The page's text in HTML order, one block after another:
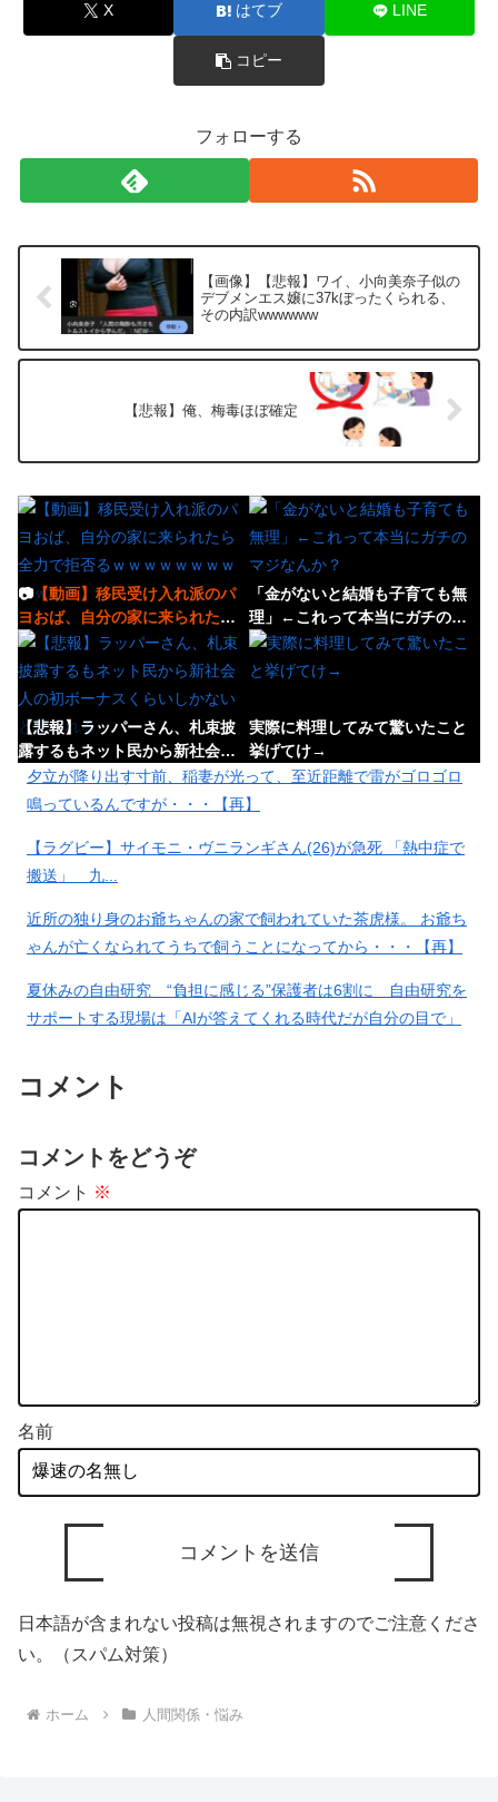
X はてブ LINE
コピー
フォローする
【画像】【悲報】ワイ、小向美奈子似の
デブメンエス嬢に37kぼったくられる、
その内訳wwwwww
【悲報】俺、梅毒ほぼ確定
📷【動画】移民受け入れ派のパ
ヨおば、自分の家に来られたら
全力で拒否るｗｗｗｗｗｗｗｗ
ｗｗ
「金がないと結婚も子育ても無
理」←これって本当にガチのマ
ジなんか？
【悲報】ラッパーさん、札束披
露するもネット民から新社会人
の初ボーナスくらいしかないと
笑われる
実際に料理してみて驚いたこと
挙げてけ→
【悲報】韓国人「え待って、何
で日本の避難所って10年前と同
レベルなの(ドン引き
【悲報】ロシア、じわじわと逝
夕立が降り出す寸前、稲妻が光って、至近距離で雷がゴロゴロ
鳴っているんですが・・・【再】
【ラグビー】サイモニ・ヴニランギさん(26)が急死 「熱中症で
搬送」 九...
近所の独り身のお爺ちゃんの家で飼われていた茶虎様。 お爺ち
ゃんが亡くなられてうちで飼うことになってから・・・【再】
夏休みの自由研究 “負担に感じる”保護者は6割に 自由研究を
サポートする現場は「AIが答えてくれる時代だが自分の目で」
【衝撃】佐々木が6回自責2もサヨナラ負けに。あまりの酷さに
コメント
コメントをどうぞ
コメント ※
名前
日本語が含まれない投稿は無視されますのでご注意くださ
い。（スパム対策）
ホーム 人間関係・悩み